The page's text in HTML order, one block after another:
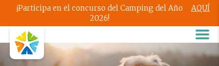
¡Participa en el concurso del Camping del Año
2026!
AQUÍ